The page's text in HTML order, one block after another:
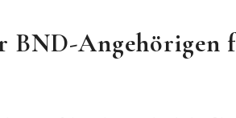
BND-Angehörigen